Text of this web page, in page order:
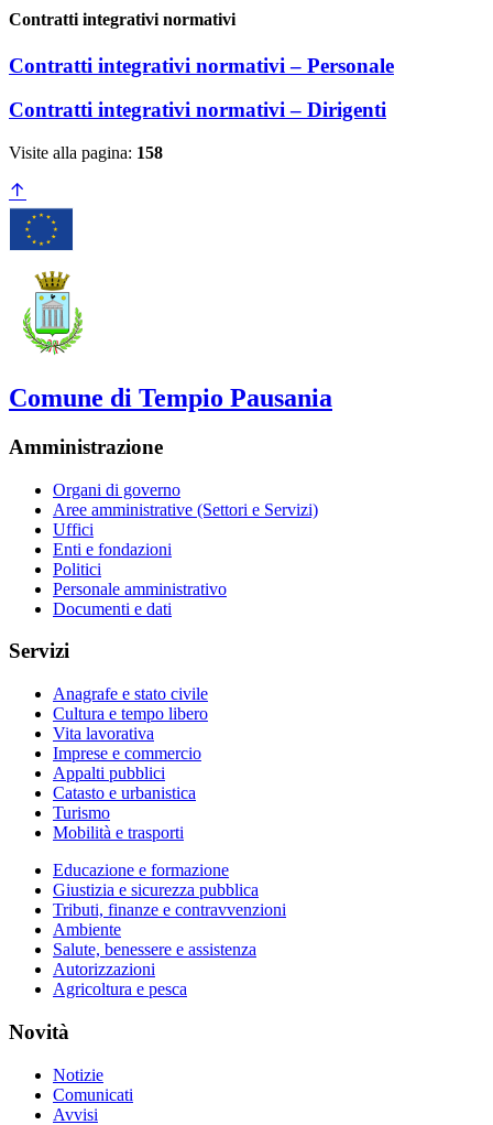
Contratti integrativi normativi
Contratti integrativi normativi – Personale
Contratti integrativi normativi – Dirigenti
Visite alla pagina: 158
Comune di Tempio Pausania
Amministrazione
Organi di governo
Aree amministrative (Settori e Servizi)
Uffici
Enti e fondazioni
Politici
Personale amministrativo
Documenti e dati
Servizi
Anagrafe e stato civile
Cultura e tempo libero
Vita lavorativa
Imprese e commercio
Appalti pubblici
Catasto e urbanistica
Turismo
Mobilità e trasporti
Educazione e formazione
Giustizia e sicurezza pubblica
Tributi, finanze e contravvenzioni
Ambiente
Salute, benessere e assistenza
Autorizzazioni
Agricoltura e pesca
Novità
Notizie
Comunicati
Avvisi